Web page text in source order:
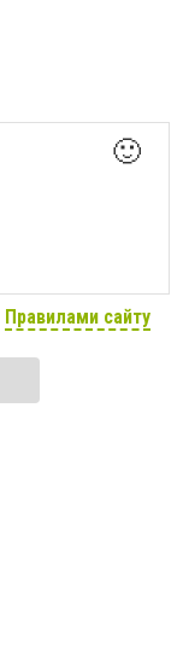
🙂
Правилами сайту